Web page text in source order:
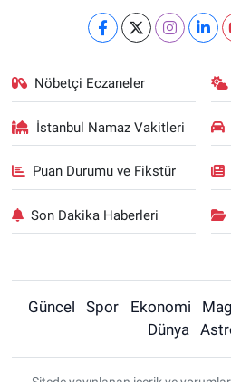
Nöbetçi Eczaneler
İstanbul Namaz Vakitleri
Puan Durumu ve Fikstür
Son Dakika Haberleri
Güncel Spor Ekonomi
Dünya